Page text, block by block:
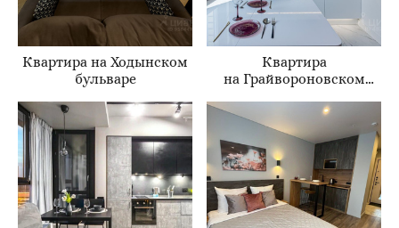
Квартира на Ходынском
бульваре
Квартира
на Грайвороновском